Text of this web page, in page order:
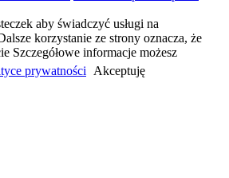
aby świadczyć usługi na
korzystanie ze strony oznacza, że
Szczegółowe informacje możesz
prywatności Akceptuję